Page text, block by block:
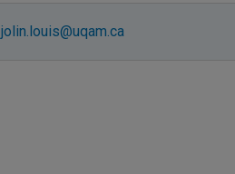
jolin.louis@uqam.ca